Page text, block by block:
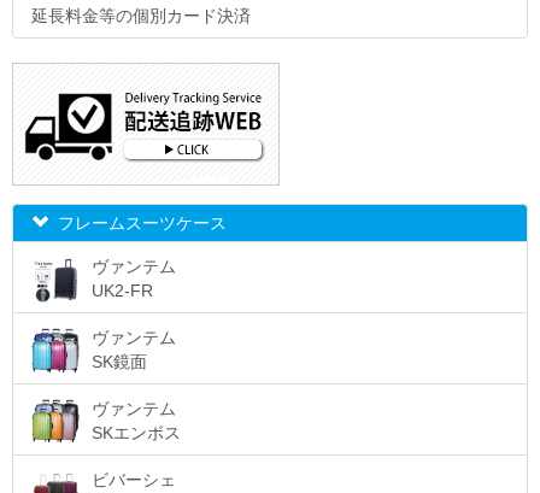
延長料金等の個別カード決済
フレームスーツケース
ヴァンテム
UK2-FR
ヴァンテム
SK鏡面
ヴァンテム
SKエンボス
ビバーシェ